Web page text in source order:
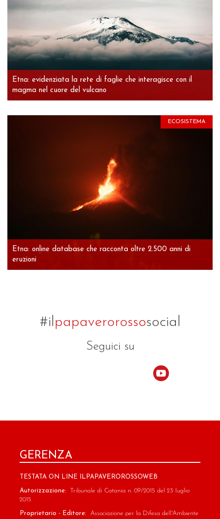
Etna: evidenziata la rete di faglie che interagisce con il
magma nel cuore del vulcano
ECOSISTEMA
Etna: online database che racconta oltre 2.500 anni di
eruzioni
#ilpapaverorossosocial
Seguici su
GERENZA
TESTATA ON LINE ILPAPAVEROROSSOWEB
Autorizzazione: Tribunale di Catania n. 09/2015 del 23 luglio
2015
Proprietario - Editore: Associazione per la Difesa dell'Ambiente